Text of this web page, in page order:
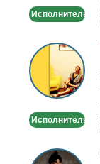
Исполнитель
Тантрический
массаж
Исполнитель
Массаж